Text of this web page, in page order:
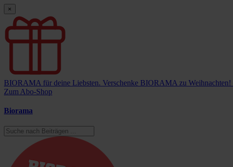
×
BIORAMA für deine Liebsten. Verschenke BIORAMA zu Weihnachten!
Zum Abo-Shop
Biorama